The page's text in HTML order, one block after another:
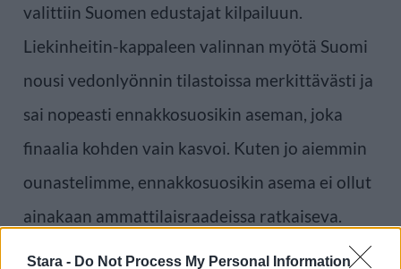
Stara - Do Not Process My Personal Information
valittiin Suomen edustajat kilpailuun.
Liekinheitin-kappaleen valinnan myötä Suomi
nousi vedonlyönnin tilastoissa merkittävästi ja
sai nopeasti ennakkosuosikin aseman, joka
finaalia kohden vain kasvoi. Kuten jo aiemmin
ounastelimme, ennakkosuosikin asema ei ollut
ainakaan ammattilaisraadeissa ratkaiseva.